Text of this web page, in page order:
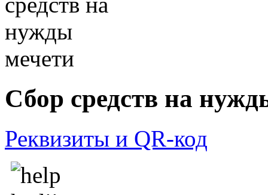
Сбор средств на
Реквизиты и QR-код